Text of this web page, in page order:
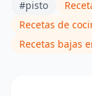
#pisto
Recetas de
Recetas bajas